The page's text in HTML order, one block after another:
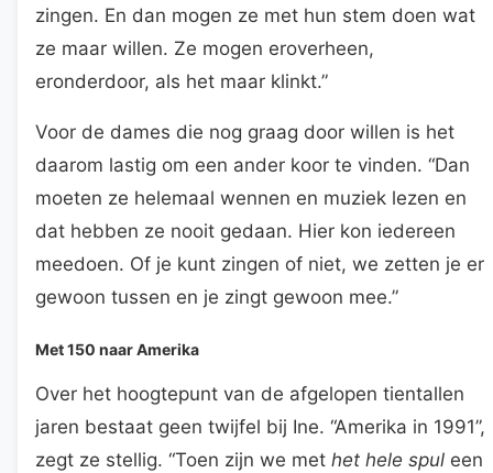
zingen. En dan mogen ze met hun stem doen wat
ze maar willen. Ze mogen eroverheen,
eronderdoor, als het maar klinkt.”
Voor de dames die nog graag door willen is het
daarom lastig om een ander koor te vinden. “Dan
moeten ze helemaal wennen en muziek lezen en
dat hebben ze nooit gedaan. Hier kon iedereen
meedoen. Of je kunt zingen of niet, we zetten je er
gewoon tussen en je zingt gewoon mee.”
Met 150 naar Amerika
Over het hoogtepunt van de afgelopen tientallen
jaren bestaat geen twijfel bij Ine. “Amerika in 1991”,
zegt ze stellig. “Toen zijn we met het hele spul een